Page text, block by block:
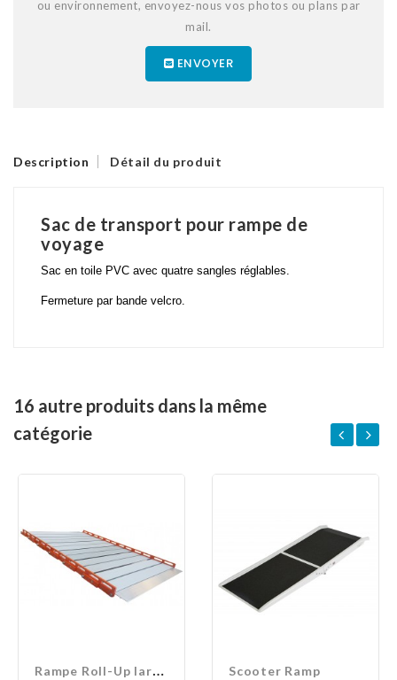
ou environnement, envoyez-nous vos photos ou plans par
mail.
ENVOYER
Description Détail du produit
Sac de transport pour rampe de
voyage
Sac en toile PVC avec quatre sangles réglables.
Fermeture par bande velcro.
16 autre produits dans la même
catégorie
R
ampe Roll-Up largeur 80 cm Scooter Ramp